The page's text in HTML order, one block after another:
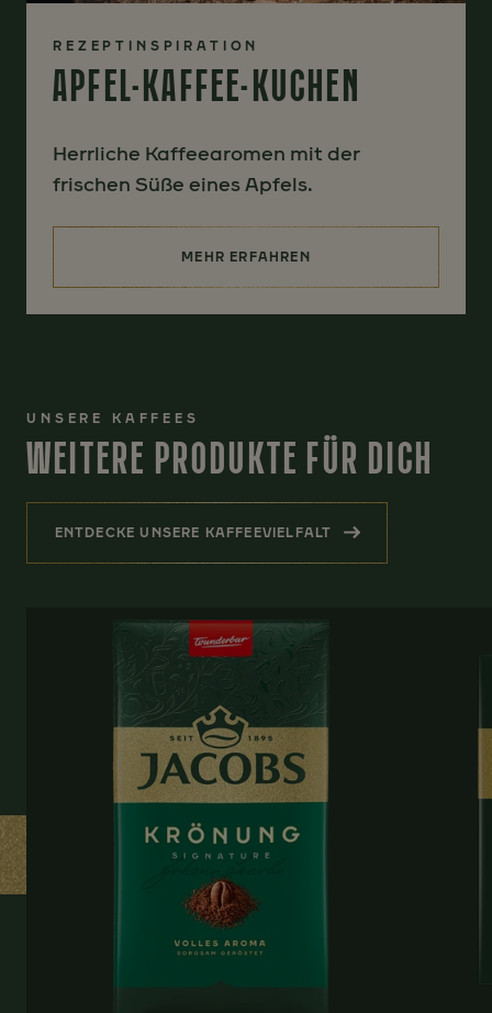
REZEPTINSPIRATION
APFEL-KAFFEE-KUCHEN
Herrliche Kaffeearomen mit der
frischen Süße eines Apfels.
MEHR ERFAHREN
UNSERE KAFFEES
WEITERE PRODUKTE FÜR DICH
ENTDECKE UNSERE KAFFEEVIELFALT